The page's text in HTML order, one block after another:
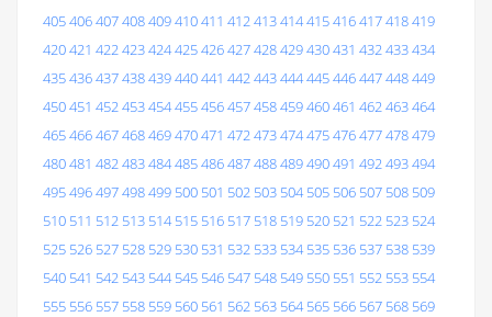
405406407408409410411 412413414415416417418419
420421 422423424425426427428429430431 432433434
435436437438439440441 442443444445446447448449
450451 452453454455456457458459460461 462463464
465466467468469470471 472473474475476477478479
480481 482483484485486487488489490491 492493494
495496497498499 500 501 502 503 504 505 506 507 508 509
510 511 512 513 514 515 516 517 518 519 520 521 522 523 524
525 526 527 528 529 530 531 532 533 534 535 536 537 538 539
540 541 542 543 544 545 546 547 548 549 550 551 552 553 554
555 556 557 558 559 560 561 562 563 564 565 566 567 568 569